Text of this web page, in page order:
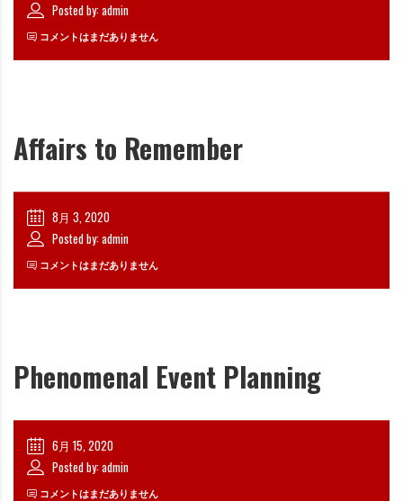
Posted by: admin
コメントはまだありません
Affairs to Remember
8月 3, 2020
Posted by: admin
コメントはまだありません
Phenomenal Event Planning
6月 15, 2020
Posted by: admin
コメントはまだありません